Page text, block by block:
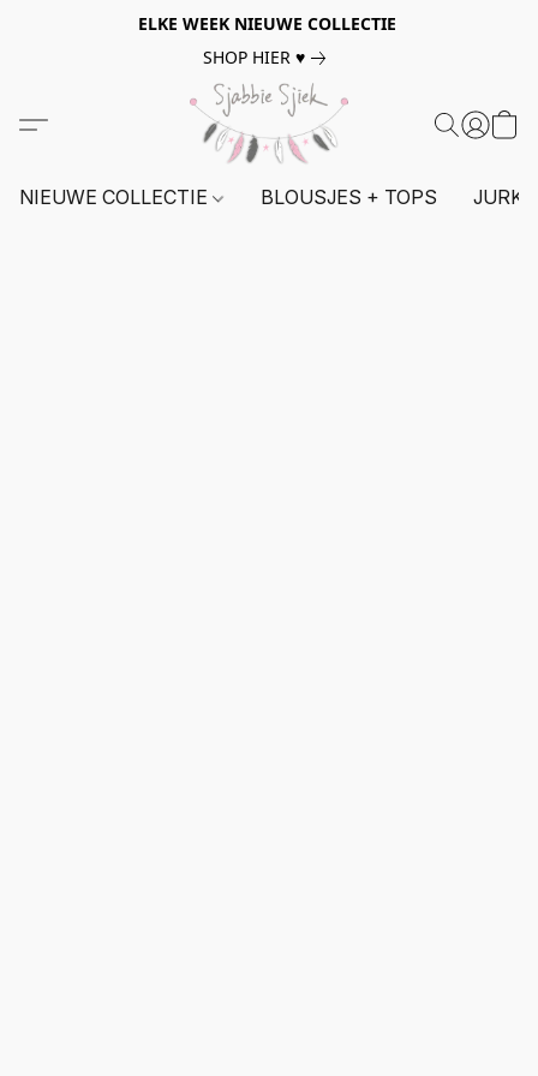
ELKE WEEK NIEUWE COLLECTIE
SHOP HIER ♥
NIEUWE COLLECTIE BLOUSJES + TOPS